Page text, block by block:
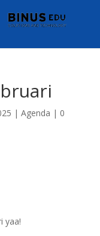
| Agenda | 0
yaa!